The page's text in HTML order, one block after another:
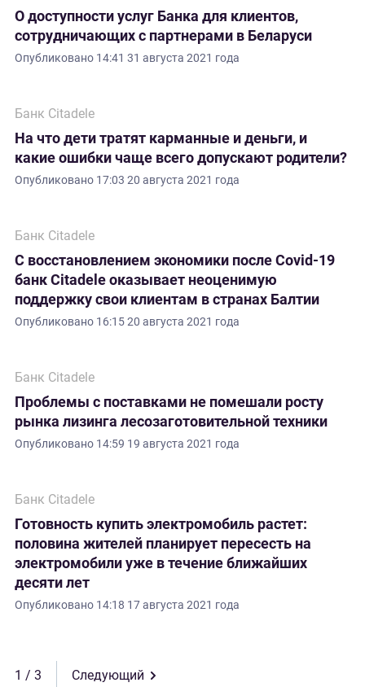
О доступности услуг Банка для клиентов,
сотрудничающих с партнерами в Беларуси
Опубликовано 14:41 31 августа 2021 года
Банк Citadele
На что дети тратят карманные и деньги, и
какие ошибки чаще всего допускают родители?
Опубликовано 17:03 20 августа 2021 года
Банк Citadele
С восстановлением экономики после Covid-19
банк Citadele оказывает неоценимую
поддержку свои клиентам в странах Балтии
Опубликовано 16:15 20 августа 2021 года
Банк Citadele
Проблемы с поставками не помешали росту
рынка лизинга лесозаготовительной техники
Опубликовано 14:59 19 августа 2021 года
Банк Citadele
Готовность купить электромобиль растет:
половина жителей планирует пересесть на
электромобили уже в течение ближайших
десяти лет
Опубликовано 14:18 17 августа 2021 года
1 Следующий